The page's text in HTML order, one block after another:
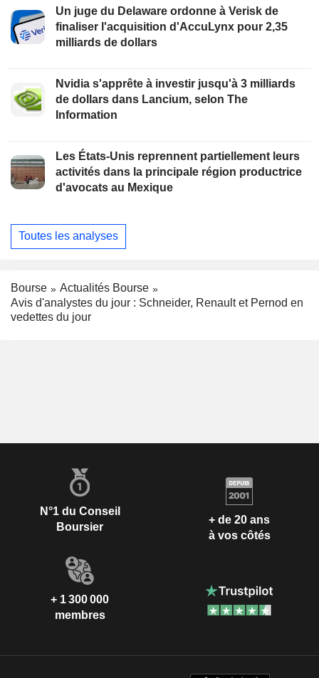
Un juge du Delaware ordonne à Verisk de
finaliser l'acquisition d'AccuLynx pour 2,35
milliards de dollars
Nvidia s'apprête à investir jusqu'à 3 milliards
de dollars dans Lancium, selon The
Information
Les États-Unis reprennent partiellement leurs
activités dans la principale région productrice
d'avocats au Mexique
Toutes les analyses
Bourse
Actualités Bourse
Avis d'analystes du jour : Schneider, Renault et Pernod en
vedettes du jour
N°1 du Conseil
Boursier
+ de 20 ans
à vos côtés
+ 1 300 000
membres